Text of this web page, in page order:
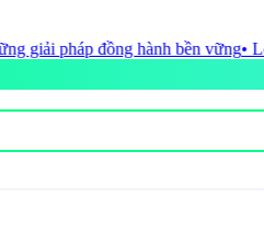
vững• Lotte Eco Smart City Thủ